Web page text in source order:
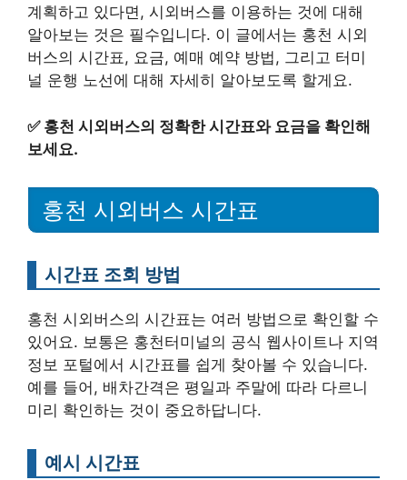
계획하고 있다면, 시외버스를 이용하는 것에 대해
알아보는 것은 필수입니다. 이 글에서는 홍천 시외
버스의 시간표, 요금, 예매 예약 방법, 그리고 터미
널 운행 노선에 대해 자세히 알아보도록 할게요.
✅ 홍천 시외버스의 정확한 시간표와 요금을 확인해
보세요.
홍천 시외버스 시간표
시간표 조회 방법
홍천 시외버스의 시간표는 여러 방법으로 확인할 수
있어요. 보통은 홍천터미널의 공식 웹사이트나 지역
정보 포털에서 시간표를 쉽게 찾아볼 수 있습니다.
예를 들어, 배차간격은 평일과 주말에 따라 다르니
미리 확인하는 것이 중요하답니다.
예시 시간표